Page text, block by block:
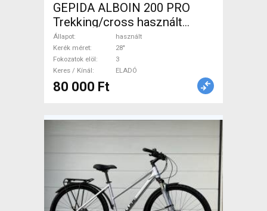
GEPIDA ALBOIN 200 PRO
Trekking/cross használt
ELADÓ
Állapot
használt
Kerék méret
28"
Fokozatok elöl
3
Keres / Kínál
ELADÓ
80 000 Ft